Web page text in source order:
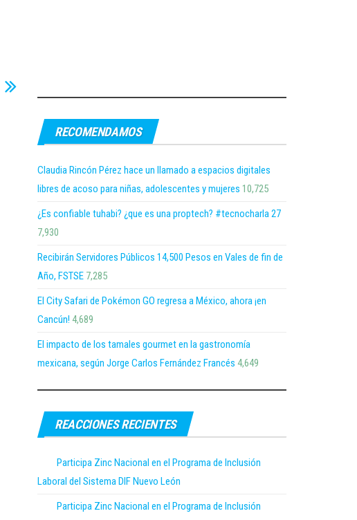
RECOMENDAMOS
Claudia Rincón Pérez hace un llamado a espacios digitales
libres de acoso para niñas, adolescentes y mujeres 10,725
¿Es confiable tuhabi? ¿que es una proptech? #tecnocharla 27
7,930
Recibirán Servidores Públicos 14,500 Pesos en Vales de fin de
Año, FSTSE 7,285
El City Safari de Pokémon GO regresa a México, ahora ¡en
Cancún! 4,689
El impacto de los tamales gourmet en la gastronomía
mexicana, según Jorge Carlos Fernández Francés 4,649
REACCIONES RECIENTES
Participa Zinc Nacional en el Programa de Inclusión
Laboral del Sistema DIF Nuevo León
Participa Zinc Nacional en el Programa de Inclusión